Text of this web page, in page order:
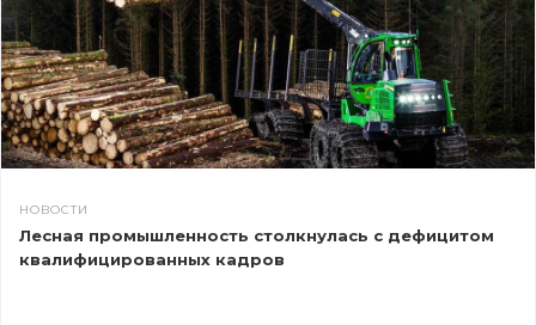
НОВОСТИ
Лесная промышленность столкнулась с дефицитом
квалифицированных кадров